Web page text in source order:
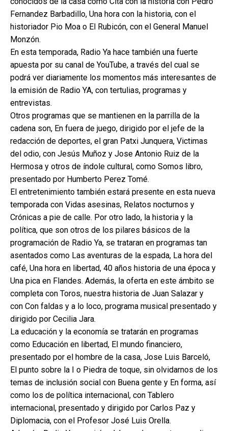
Fernandez Barbadillo, Una hora con la historia, con el
historiador Pio Moa o El Rubicón, con el General Manuel
Monzón.
En esta temporada, Radio Ya hace también una fuerte
apuesta por su canal de YouTube, a través del cual se
podrá ver diariamente los momentos más interesantes de
la emisión de Radio YA, con tertulias, programas y
entrevistas.
Otros programas que se mantienen en la parrilla de la
cadena son, En fuera de juego, dirigido por el jefe de la
redacción de deportes, el gran Patxi Junquera, Victimas
del odio, con Jesús Muñoz y Jose Antonio Ruiz de la
Hermosa y otros de índole cultural, como Somos libro,
presentado por Humberto Perez Tomé.
El entretenimiento también estará presente en esta nueva
temporada con Vidas asesinas, Relatos nocturnos y
Crónicas a pie de calle. Por otro lado, la historia y la
política, que son otros de los pilares básicos de la
programación de Radio Ya, se trataran en programas tan
asentados como Las aventuras de la espada, La hora del
café, Una hora en libertad, 40 años historia de una época y
Una pica en Flandes. Además, la oferta en este ámbito se
completa con Toros, nuestra historia de Juan Salazar y
con Con faldas y a lo loco, programa musical presentado y
dirigido por Cecilia Jara.
La educación y la economía se tratarán en programas
como Educación en libertad, El mundo financiero,
presentado por el hombre de la casa, Jose Luis Barceló,
El punto sobre la I o Piedra de toque, sin olvidarnos de los
temas de inclusión social con Buena gente y En forma, así
como los de política internacional, con Tablero
internacional, presentado y dirigido por Carlos Paz y
Diplomacia, con el Profesor José Luis Orella.